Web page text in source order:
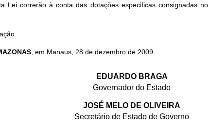
Lei correrão à conta das dotações especificas consignadas
, em Manaus, 28 de dezembro de 2009.
EDUARDO BRAGA
Governador do Estado
JOSÉ MELO DE OLIVEIRA
Secretário de Estado de Governo